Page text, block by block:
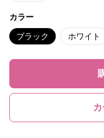
カラー
ブラック ホワイト